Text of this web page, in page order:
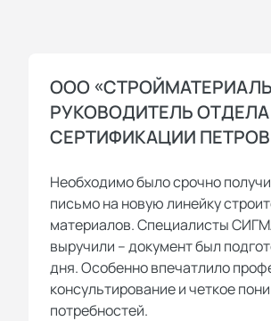
ООО
РУКОВОДИТЕЛЬ ОТДЕЛА
СЕРТИФИКАЦИИ ПЕТРОВ
Необходимо было срочно
письмо на новую линейку
материалов. Специалисты
выручили – документ был
дня. Особенно впечатлило
консультирование и четкое
потребностей.